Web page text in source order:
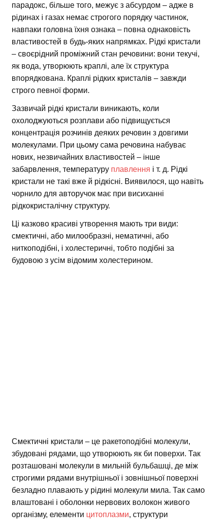
парадокс, більше того, межує з абсурдом – адже в
рідинах і газах немає строгого порядку частинок,
навпаки головна їхня ознака – повна однаковість
властивостей в будь-яких напрямках. Рідкі кристали
– своєрідний проміжний стан речовини: вони текучі,
як вода, утворюють краплі, але їх структура
впорядкована. Краплі рідких кристалів – завжди
строго певної форми.
Зазвичай рідкі кристали виникають, коли
охолоджуються розплави або підвищується
концентрація розчинів деяких речовин з довгими
молекулами. При цьому сама речовина набуває
нових, незвичайних властивостей – інше
забарвлення, температуру плавлення і т. д. Рідкі
кристали не такі вже й рідкісні. Виявилося, що навіть
чорнило для авторучок має при висиханні
рідкокристалічну структуру.
Ці казково красиві утворення мають три види:
смектичні, або милообразні, нематичні, або
ниткоподібні, і холестеричні, тобто подібні за
будовою з усім відомим холестерином.
Смектичні кристали – це ракетоподібні молекули,
збудовані рядами, що утворюють як би поверхи. Так
розташовані молекули в мильній бульбашці, де між
строгими рядами внутрішньої і зовнішньої поверхні
безладно плавають у рідині молекули мила. Так само
влаштовані і оболонки нервових волокон живого
організму, елементи цитоплазми, структури